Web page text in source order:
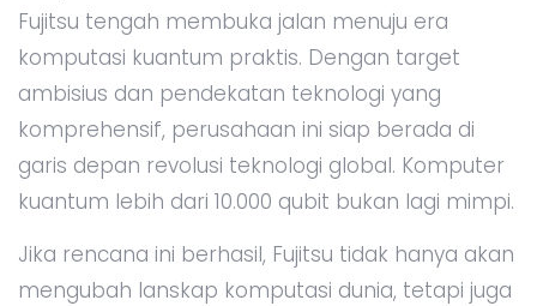
Fujitsu tengah membuka jalan menuju era
komputasi kuantum praktis. Dengan target
ambisius dan pendekatan teknologi yang
komprehensif, perusahaan ini siap berada di
garis depan revolusi teknologi global. Komputer
kuantum lebih dari 10.000 qubit bukan lagi mimpi.
Jika rencana ini berhasil, Fujitsu tidak hanya akan
mengubah lanskap komputasi dunia, tetapi juga